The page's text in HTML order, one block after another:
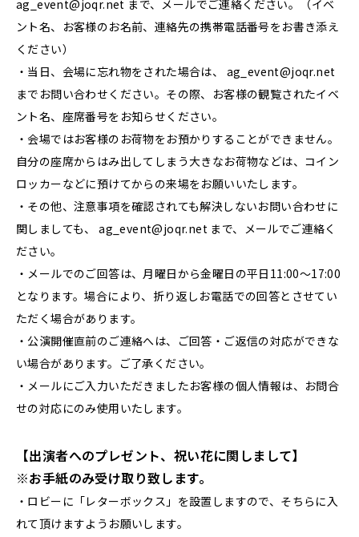
ag_event@joqr.net まで、メールでご連絡ください。（イベ
ント名、お客様のお名前、連絡先の携帯電話番号をお書き添え
ください）
・当日、会場に忘れ物をされた場合は、 ag_event@joqr.net
までお問い合わせください。その際、お客様の観覧されたイベ
ント名、座席番号をお知らせください。
・会場ではお客様のお荷物をお預かりすることができません。
自分の座席からはみ出してしまう大きなお荷物などは、コイン
ロッカーなどに預けてからの来場をお願いいたします。
・その他、注意事項を確認されても解決しないお問い合わせに
関しましても、 ag_event@joqr.net まで、メールでご連絡く
ださい。
・メールでのご回答は、月曜日から金曜日の平日11:00～17:00
となります。場合により、折り返しお電話での回答とさせてい
ただく場合があります。
・公演開催直前のご連絡へは、ご回答・ご返信の対応ができな
い場合があります。ご了承ください。
・メールにご入力いただきましたお客様の個人情報は、お問合
せの対応にのみ使用いたします。
【出演者へのプレゼント、祝い花に関しまして】
※お手紙のみ受け取り致します。
・ロビーに「レターボックス」を設置しますので、そちらに入
れて頂けますようお願いします。